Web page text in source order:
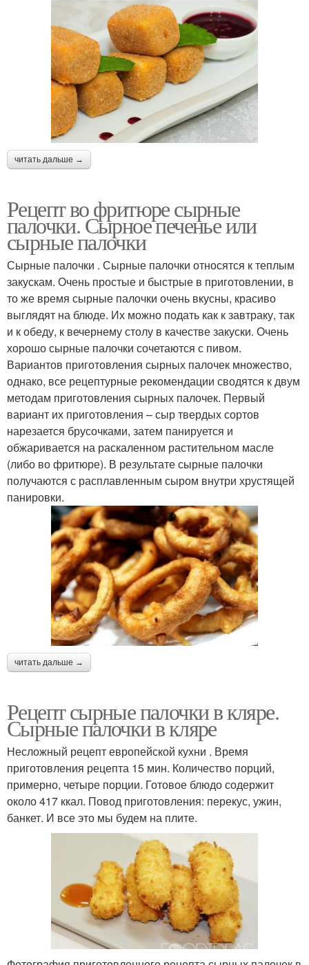
читать дальше →
Рецепт во фритюре сырные
палочки. Сырное печенье или
сырные палочки
Сырные палочки . Сырные палочки относятся к теплым
закускам. Очень простые и быстрые в приготовлении, в
то же время сырные палочки очень вкусны, красиво
выглядят на блюде. Их можно подать как к завтраку, так
и к обеду, к вечернему столу в качестве закуски. Очень
хорошо сырные палочки сочетаются с пивом.
Вариантов приготовления сырных палочек множество,
однако, все рецептурные рекомендации сводятся к двум
методам приготовления сырных палочек. Первый
вариант их приготовления – сыр твердых сортов
нарезается брусочками, затем панируется и
обжаривается на раскаленном растительном масле
(либо во фритюре). В результате сырные палочки
получаются с расплавленным сыром внутри хрустящей
панировки.
читать дальше →
Рецепт сырные палочки в кляре.
Сырные палочки в кляре
Несложный рецепт европейской кухни . Время
приготовления рецепта 15 мин. Количество порций,
примерно, четыре порции. Готовое блюдо содержит
около 417 ккал. Повод приготовления: перекус, ужин,
банкет. И все это мы будем на плите.